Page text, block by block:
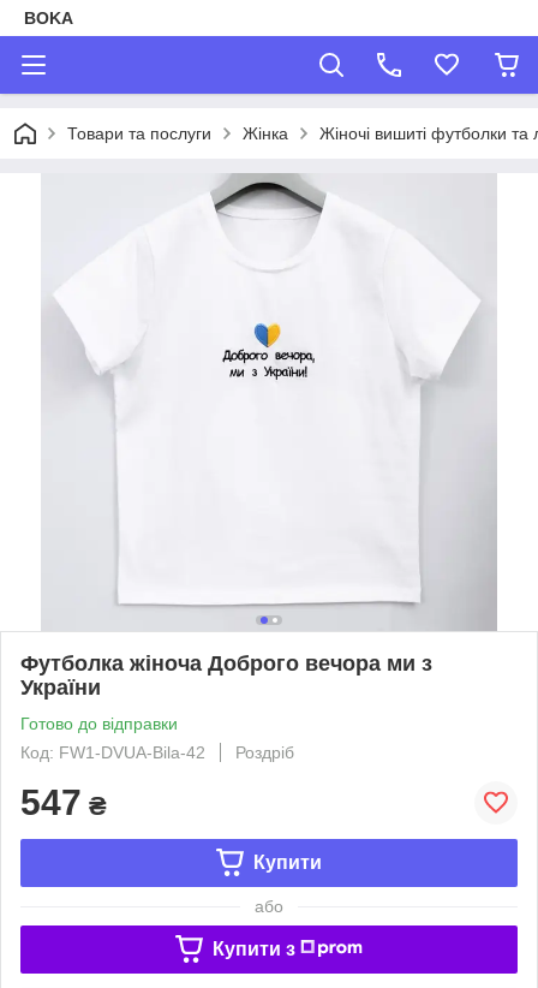
BOKA
Товари та послуги Жінка Жіночі вишиті футболки та
Футболка жіноча Доброго вечора ми з
України
Готово до відправки
Код: FW1-DVUA-Bila-42
Роздріб
547 ₴
Купити
або
Купити з